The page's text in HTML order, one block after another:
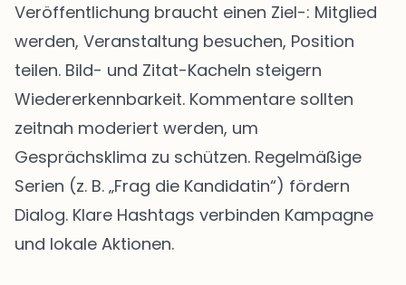
Veröffentlichung braucht einen Ziel-: Mitglied
werden, Veranstaltung besuchen, Position
teilen. Bild- und Zitat-Kacheln steigern
Wiedererkennbarkeit. Kommentare sollten
zeitnah moderiert werden, um
Gesprächsklima zu schützen. Regelmäßige
Serien (z. B. „Frag die Kandidatin“) fördern
Dialog. Klare Hashtags verbinden Kampagne
und lokale Aktionen.